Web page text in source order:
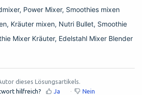
Power Mixer, Smoothies mixen
Kräuter mixen, Nutri Bullet, Smoothie
Mixer Kräuter, Edelstahl Mixer Blender
dieses Lösungsartikels.
hilfreich?
Ja Nein